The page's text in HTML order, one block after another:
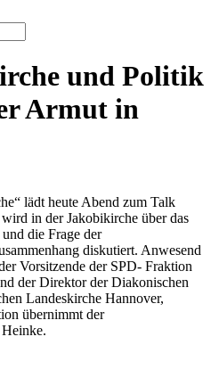
und Politik
Armut in
lädt heute Abend zum Talk
in der Jakobikirche über das
die Frage der
diskutiert. Anwesend
Vorsitzende der SPD- Fraktion
der Direktor der Diakonischen
Landeskirche Hannover,
übernimmt der